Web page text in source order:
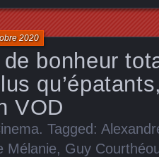
bonheur
VOD
2020
. Tagged:
Mélanie, Guy